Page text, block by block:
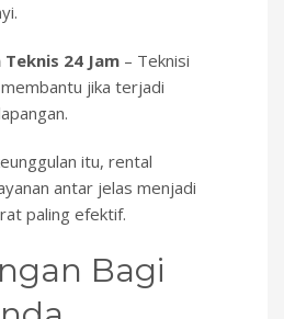
24 Jam – Teknisi
jika terjadi
itu, rental
antar jelas menjadi
paling efektif.
Bagi